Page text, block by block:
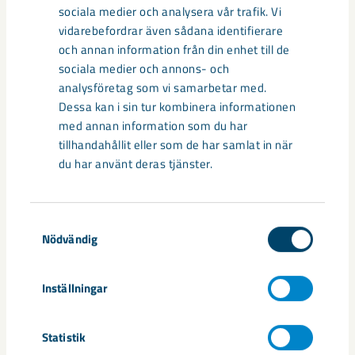
sociala medier och analysera vår trafik. Vi
vidarebefordrar även sådana identifierare
och annan information från din enhet till de
sociala medier och annons- och
analysföretag som vi samarbetar med.
Dessa kan i sin tur kombinera informationen
med annan information som du har
tillhandahållit eller som de har samlat in när
du har använt deras tjänster.
Nödvändig
Inställningar
Statistik
Kiruna kommun samhällsomvandling
Relaterat innehåll